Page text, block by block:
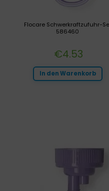
Flocare Schwerkraftzufuhr-
586460
€4.53
In den Warenkorb